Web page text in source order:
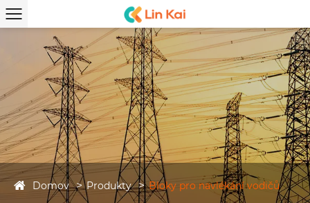
Domov Produkty Bloky pro navlékání vodičů